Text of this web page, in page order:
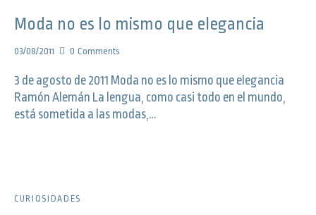
Moda no es lo mismo que elegancia
03/08/2011 0 Comments
3 de agosto de 2011 Moda no es lo mismo que elegancia
Ramón Alemán La lengua, como casi todo en el mundo,
está sometida a las modas,…
CURIOSIDADES